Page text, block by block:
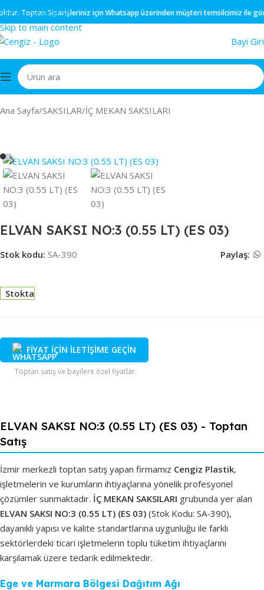
Skip to navigation
Skip to main content
ToptanSiparişleriniz içinWhatsappüzerinden müşteri temsilcimiz ile
Bayi
Ana Sayfa/SAKSILAR/İÇ MEKAN SAKSILARI
ELVAN SAKSI NO:3 (0.55 LT) (ES 03)
Stok kodu: SA-390 Paylaş:
Stokta
FİYAT İÇİN İLETİŞİME GEÇİN
Toptan satış ve bayilere özel fiyatlar.
ELVAN SAKSI NO:3 (0.55 LT) (ES 03) - Toptan
Satış
İzmir merkezli toptan satış yapan firmamız Cengiz Plastik,
işletmelerin ve kurumların ihtiyaçlarına yönelik profesyonel
çözümler sunmaktadır. İÇ MEKAN SAKSILARI grubunda yer alan
ELVAN SAKSI NO:3 (0.55 LT) (ES 03) (Stok Kodu: SA-390),
dayanıklı yapısı ve kalite standartlarına uygunluğu ile farklı
sektörlerdeki ticari işletmelerin toplu tüketim ihtiyaçlarını
karşılamak üzere tedarik edilmektedir.
Ege ve Marmara Bölgesi Dağıtım Ağı